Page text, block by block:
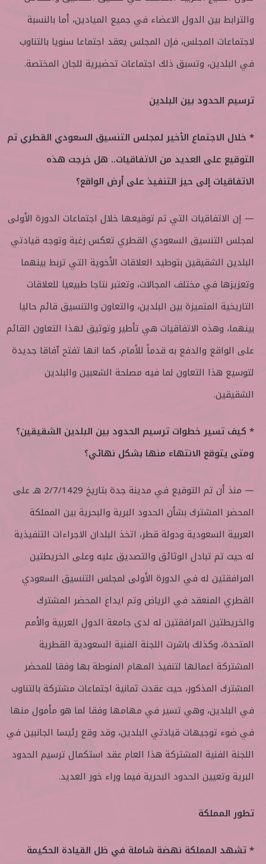
والترابط بين الدول الاعضاء في جميع الميادين، أما بالنسبة
لاجتماعات المجلس، فإن المجلس يعقد اجتماعا سنويا بالتناوب
في البلدين، وتسبق ذلك اجتماعات تحضيرية للجان المختصة.
ترسيم الحدود بين البلدين
* خلال الاجتماع الأخير لمجلس التنسيق السعودي القطري تم
التوقيع على العديد من الاتفاقيات.. هل خرجت هذه
الاتفاقيات إلى حيز التنفيذ على أرض الواقع؟
— إن الاتفاقيات التي تم توقيعها خلال اجتماعات الدورة الأولى
لمجلس التنسيق السعودي القطري تعكس رغبة وتوجه قيادتي
البلدين الشقيقين بتوطيد العلاقات الأخوية التي تربط بينهما
وتعزيزها في مختلف المجالات، وتعتبر نتاجا طبيعيا للعلاقات
التاريخية المتميزة بين البلدين، والتعاون والتنسيق قائم حاليا
بينهما، وهذه الاتفاقيات هي تأطير وتوثيق لهذا التعاون القائم
على الواقع والدفع به قدماً للأمام، كما انها تفتح آفاقا جديدة
لتوسيع هذا التعاون لما فيه مصلحة الشعبين والبلدين
الشقيقين.
* كيف تسير خطوات ترسيم الحدود بين البلدين الشقيقين؟
ومتى يتوقع الانتهاء منها بشكل نهائي؟
— منذ أن تم التوقيع في مدينة جدة بتاريخ 2/7/1429 هـ على
المحضر المشترك بشأن الحدود البرية والبحرية بين المملكة
العربية السعودية ودولة قطر، اتخذ البلدان الاجراءات التنفيذية
له حيث تم تبادل الوثائق والتصديق عليه وعلى الخريطتين
المرافقتين له في الدورة الأولى لمجلس التنسيق السعودي
القطري المنعقد في الرياض وتم ايداع المحضر المشترك
والخريطتين المرافقتين له لدى جامعة الدول العربية والأمم
المتحدة، وكذلك باشرت اللجنة الفنية السعودية القطرية
المشتركة اعمالها لتنفيذ المهام المنوطة بها وفقا للمحضر
المشترك المذكور، حيث عقدت ثمانية اجتماعات مشتركة بالتناوب
في البلدين، وهي تسير في مهامها وفقا لما هو مأمول منها
في ضوء توجيهات قيادتي البلدين، وقد وقع رئيسا الجانبين في
اللجنة الفنية المشتركة هذا العام عقد استكمال ترسيم الحدود
البرية وتعيين الحدود البحرية فيما وراء خور العديد.
تطور المملكة
* تشهد المملكة نهضة شاملة في ظل القيادة الحكيمة